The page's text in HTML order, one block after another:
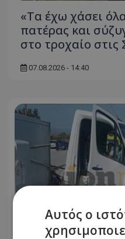
«Τα έχω χάσει
πατέρας και
στο τροχαίο στις
07.08.2026 - 14:40
Αυτός ο